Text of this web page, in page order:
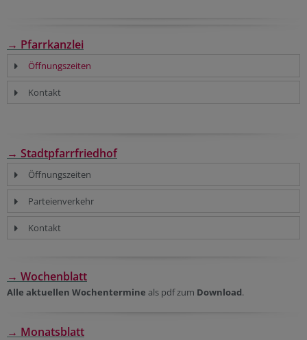
→ Pfarrkanzlei
Öffnungszeiten
Kontakt
→ Stadtpfarrfriedhof
Öffnungszeiten
Parteienverkehr
Kontakt
→ Wochenblatt
Alle aktuellen Wochentermine als pdf zum Download.
→ Monatsblatt